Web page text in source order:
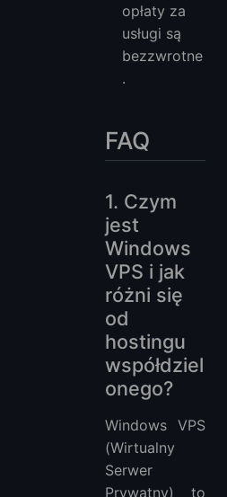
opłaty za
usługi są
bezzwrotne
.
FAQ
1. Czym
jest
Windows
VPS i jak
różni się
od
hostingu
współdziel
onego?
Windows VPS
(Wirtualny
Serwer
Prywatny) to